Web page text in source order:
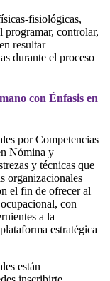
fisiológicas,
controlar,
resultar
durante el proceso
con Énfasis en
por Competencias
Nómina y
y técnicas que
organizacionales
el fin de ofrecer al
con
a la
estratégica
están